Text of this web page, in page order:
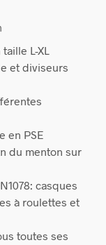
L-XL
et diviseurs
en PSE
du menton sur
casques
à roulettes et
toutes ses